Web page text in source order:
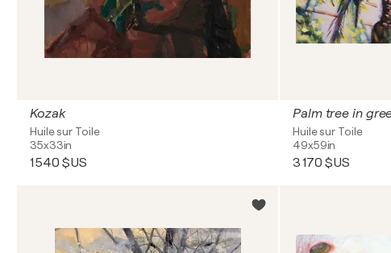
Kozak
Huile sur Toile
35x33in
1 540 $US
Palm tree in
Huile sur Toile
49x59in
3 170 $US